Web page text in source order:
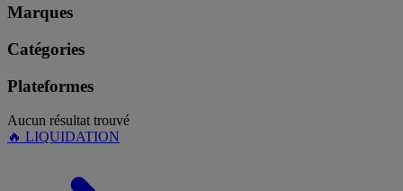
Marques
Catégories
Plateformes
Aucun résultat trouvé
🔥 LIQUIDATION